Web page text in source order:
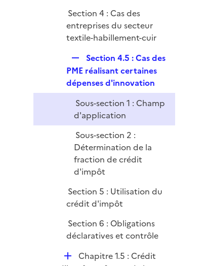
r
i
e
r
Section 4 : Cas des
entreprises du secteur
textile-habillement-cuir
e
p
l
i
e
Section 4.5 : Cas des
PME réalisant certaines
dépenses d'innovation
Sous-section 1 : Champ
d'application
Sous-section 2 :
Détermination de la
fraction de crédit
d'impôt
Section 5 : Utilisation du
crédit d'impôt
Section 6 : Obligations
déclaratives et contrôle
DChapitre 1.5 : Crédit